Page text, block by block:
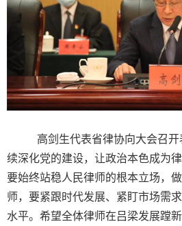
高剑生代表省律协向大会召开
续深化党的建设，让政治本色成为
要始终站稳人民律师的根本立场，
师，要紧跟时代发展、紧盯市场需
水平。希望全体律师在吕梁发展蹚